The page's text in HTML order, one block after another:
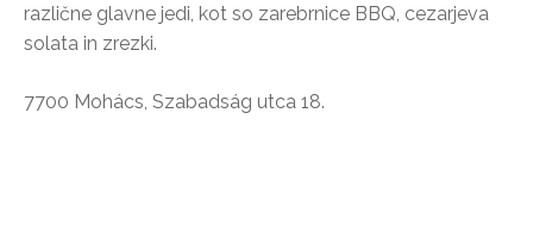
različne glavne jedi, kot so zarebrnice BBQ, cezarjeva
solata in zrezki.
7700 Mohács, Szabadság utca 18.